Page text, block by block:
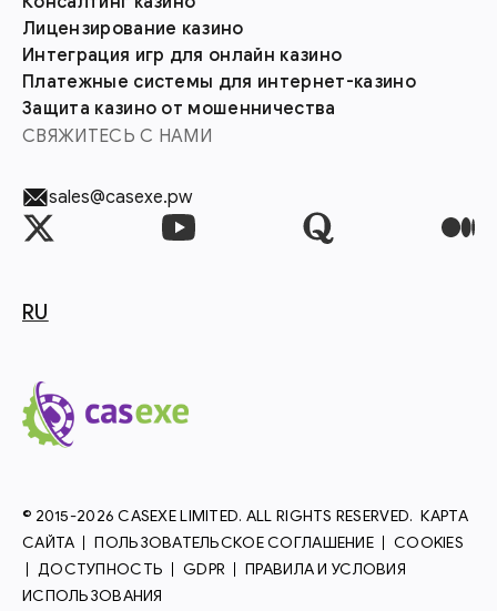
СВЯЖИТЕСЬ С НАМИ
sales@casexe.pw
RU
Лицензирование казино
Интеграция игр для онлайн казино
Платежные системы для интернет-казино
Защита казино от мошенничества
© 2015-2026 CASEXE LIMITED. ALL RIGHTS RESERVED. КАРТА
САЙТА
ПОЛЬЗОВАТЕЛЬСКОЕ СОГЛАШЕНИЕ
COOKIES
ДОСТУПНОСТЬ
GDPR
ПРАВИЛА И УСЛОВИЯ
ИСПОЛЬЗОВАНИЯ